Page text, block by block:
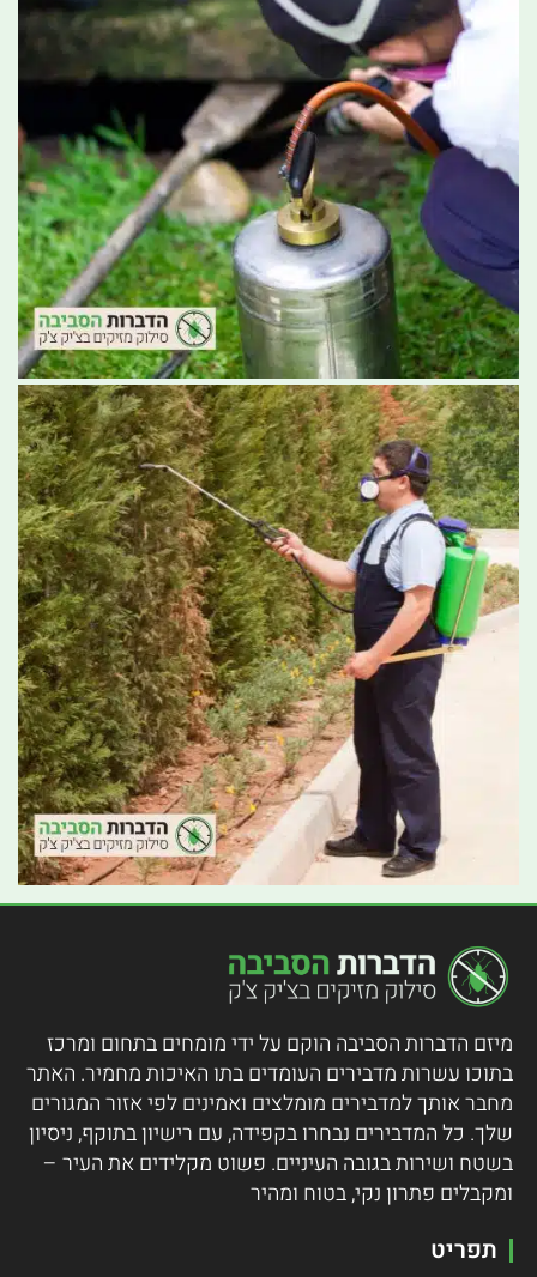
מיזם הדברות הסביבה הוקם על ידי מומחים בתחום ומרכז
בתוכו עשרות מדבירים העומדים בתו האיכות מחמיר. האתר
מחבר אותך למדבירים מומלצים ואמינים לפי אזור המגורים
שלך. כל המדבירים נבחרו בקפידה, עם רישיון בתוקף, ניסיון
בשטח ושירות בגובה העיניים. פשוט מקלידים את העיר –
ומקבלים פתרון נקי, בטוח ומהיר
תפריט